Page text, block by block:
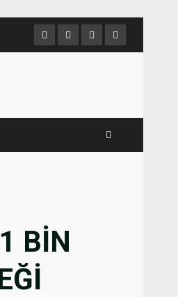
Twitterİnstagram
LinkedinFacebook
BİN